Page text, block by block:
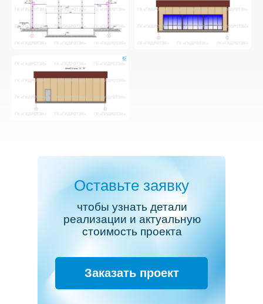
Оставьте заявку
Заказать проект
чтобы узнать детали
реализации и актуальную
стоимость проекта